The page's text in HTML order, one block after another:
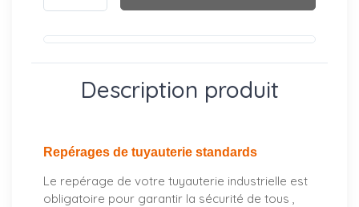
Description produit
Repérages de tuyauterie standards
Le repérage de votre tuyauterie industrielle est
obligatoire pour garantir la sécurité de tous ,